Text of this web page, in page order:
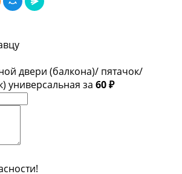
двери (балкона)/ пятачок/
универсальная за 60 ₽